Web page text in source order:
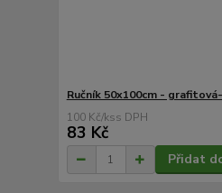
Ručník 50x100cm -
100 Kč/ks
83 Kč
Přidat